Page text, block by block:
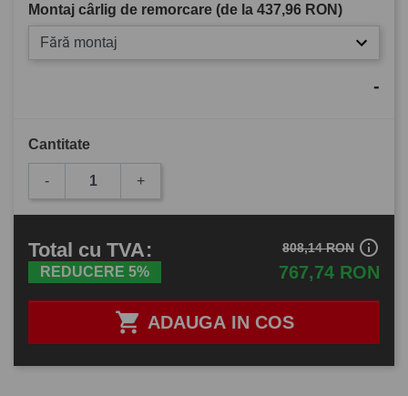
Montaj cârlig de remorcare (de la 437,96 RON)
Fără montaj
-
Cantitate
- +
 ADAUGA IN COS
Total cu TVA:
REDUCERE 5% 767,74 RON
808,14 RON info_outline